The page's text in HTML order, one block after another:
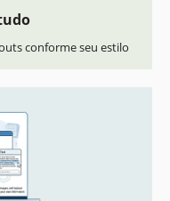
conforme seu estilo